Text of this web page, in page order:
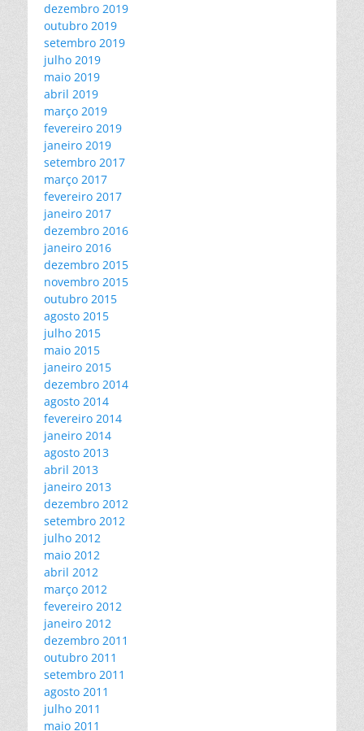
dezembro 2019
outubro 2019
setembro 2019
julho 2019
maio 2019
abril 2019
março 2019
fevereiro 2019
janeiro 2019
setembro 2017
março 2017
fevereiro 2017
janeiro 2017
dezembro 2016
janeiro 2016
dezembro 2015
novembro 2015
outubro 2015
agosto 2015
julho 2015
maio 2015
janeiro 2015
dezembro 2014
agosto 2014
fevereiro 2014
janeiro 2014
agosto 2013
abril 2013
janeiro 2013
dezembro 2012
setembro 2012
julho 2012
maio 2012
abril 2012
março 2012
fevereiro 2012
janeiro 2012
dezembro 2011
outubro 2011
setembro 2011
agosto 2011
julho 2011
maio 2011